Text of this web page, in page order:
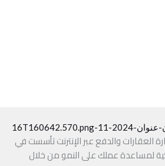
العقارات والدفع عبر الإنترنت تأسست في
ذكية لمساعدة عملك على النمو من خلال